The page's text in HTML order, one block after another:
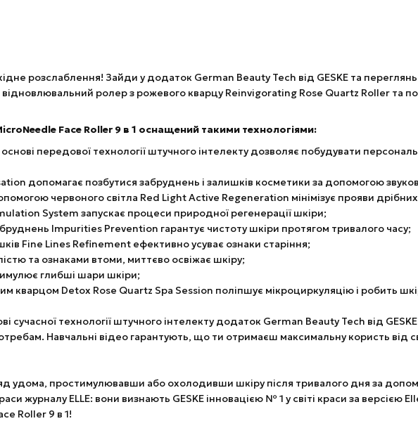
розслаблення! Зайди у додаток German Beauty Tech від GESKE та
відновлювальний ролер з рожевого кварцу Reinvigorating Rose Quartz Roller та
Face Roller 9 в 1 оснащений такими технологіями:
передової технології штучного інтелекту дозволяє побудувати
допомагає позбутися забруднень і залишків косметики за допомогою
червоного світла Red Light Active Regeneration мінімізує прояви
System запускає процеси природної регенерації шкіри;
Impurities Prevention гарантує чистоту шкіри протягом тривалого часу;
Fine Lines Refinement ефективно усуває ознаки старіння;
та ознаками втоми, миттєво освіжає шкіру;
глибші шари шкіри;
кварцом Detox Rose Quartz Spa Session поліпшує мікроциркуляцію і робить
сучасної технології штучного інтелекту додаток German Beauty Tech від
Навчальні відео гарантують, що ти отримаєш максимальну користь від
удома, простимулювавши або охолодивши шкіру після тривалого дня за
журналу ELLE: вони визнають GESKE інновацією № 1 у світі краси за
Roller 9 в 1!